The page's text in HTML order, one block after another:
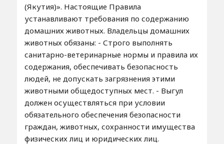
(Якутия)». Настоящие Правила
устанавливают требования по содержанию
домашних животных. Владельцы домашних
животных обязаны: - Строго выполнять
санитарно-ветеринарные нормы и правила их
содержания, обеспечивать безопасность
людей, не допускать загрязнения этими
животными общедоступных мест. - Выгул
должен осуществляться при условии
обязательного обеспечения безопасности
граждан, животных, сохранности имущества
физических лиц и юридических лиц.